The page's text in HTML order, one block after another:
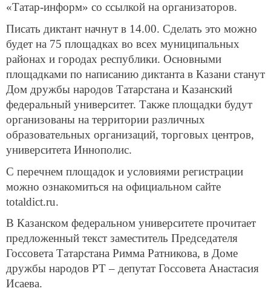
«Татар-информ» со ссылкой на организаторов.
Писать диктант начнут в 14.00. Сделать это можно
будет на 75 площадках во всех муниципальных
районах и городах республики. Основными
площадками по написанию диктанта в Казани станут
Дом дружбы народов Татарстана и Казанский
федеральный университет. Также площадки будут
организованы на территории различных
образовательных организаций, торговых центров,
университета Иннополис.
С перечнем площадок и условиями регистрации
можно ознакомиться на официальном сайте
totaldict.ru.
В Казанском федеральном университете прочитает
предложенный текст заместитель Председателя
Госсовета Татарстана Римма Ратникова, в Доме
дружбы народов РТ – депутат Госсовета Анастасия
Исаева.